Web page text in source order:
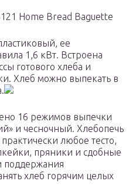
Home Bread Baguette
ее
1,6 кВт. Встроена
готового хлеба и
Хлеб можно выпекать в
16 режимов выпечки
и чесночный. Хлебопечь
любое тесто,
пряники и сдобные
поддержания
хлеб горячим целых